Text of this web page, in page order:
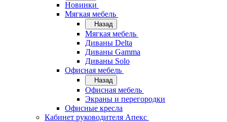
Новинки
Мягкая мебель
Назад
Мягкая мебель
Диваны Delta
Диваны Gamma
Диваны Solo
Офисная мебель
Назад
Офисная мебель
Экраны и перегородки
Офисные кресла
Кабинет руководителя Апекс